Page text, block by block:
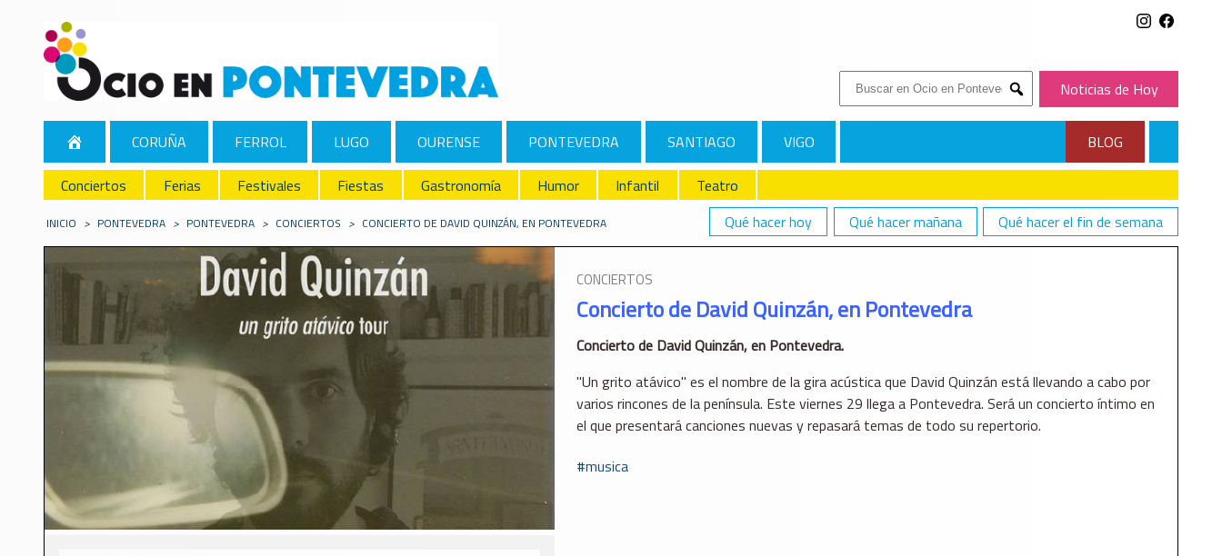
Buscar:
Submit
Noticias de Hoy
CORUÑA FERROL LUGO OURENSE PONTEVEDRA SANTIAGO VIGO
BLOG
Conciertos
Ferias Festivales Fiestas Gastronomía Humor Infantil
Teatro
Qué hacer hoy
Qué hacer mañana Qué hacer el fin de semana
INICIO > PONTEVEDRA > PONTEVEDRA > CONCIERTOS > CONCIERTO DE DAVID QUINZÁN, EN PONTEVEDRA
CONCIERTOS
Concierto de David Quinzán, en Pontevedra
Concierto de David Quinzán, en Pontevedra.
"Un grito atávico" es el nombre de la gira acústica que David Quinzán está llevando a cabo por
varios rincones de la península. Este viernes 29 llega a Pontevedra. Será un concierto íntimo en
el que presentará canciones nuevas y repasará temas de todo su repertorio.
musica